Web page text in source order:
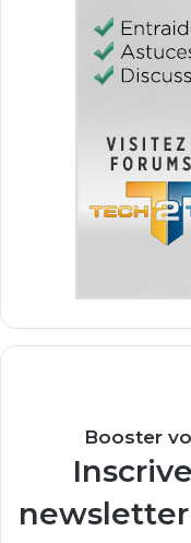
Booster